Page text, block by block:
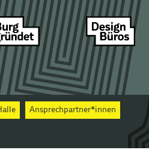
Ansprechpartner*innen